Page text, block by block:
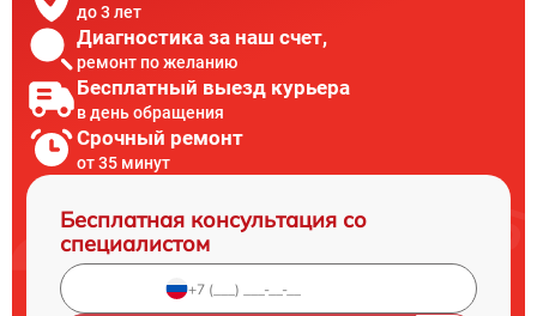
до 3 лет
Диагностика за наш счет,
ремонт по желанию
Бесплатный выезд курьера
в день обращения
Срочный ремонт
от 35 минут
Бесплатная консультация со
специалистом